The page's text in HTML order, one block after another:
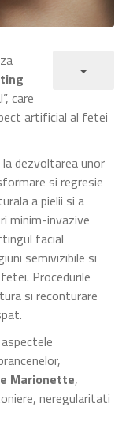
care
artificial al fetei
dezvoltarea unor
si regresie
a pielii si a
minim-invazive
facial
semivizibile si
Procedurile
si reconturare
Marionette,
neregularitati